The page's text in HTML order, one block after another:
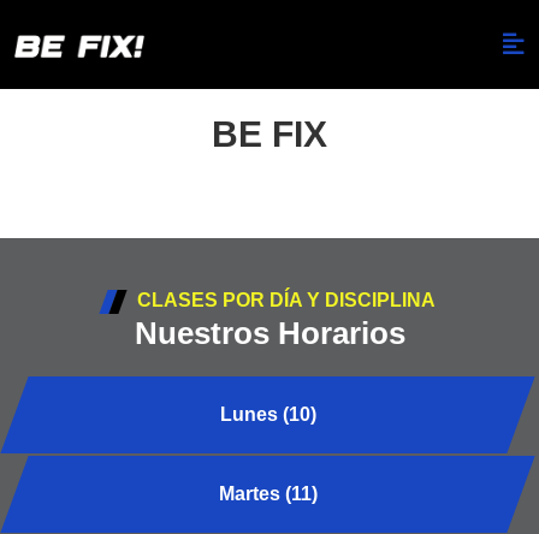
BE FIX
CLASES POR DÍA Y DISCIPLINA
Nuestros Horarios
Lunes (10)
Martes (11)